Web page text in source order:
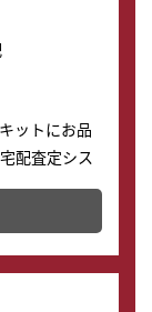
ットにお品
配査定シス
可能で